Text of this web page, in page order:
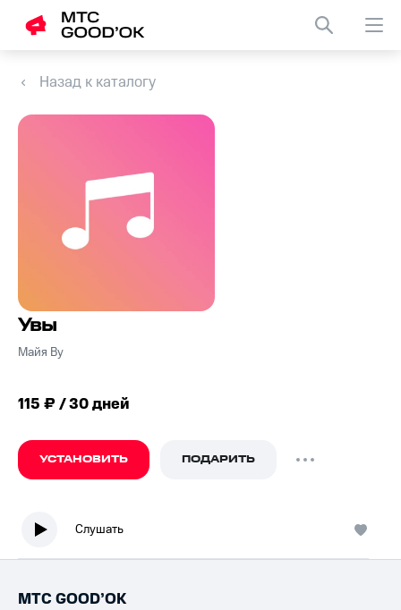
Назад к каталогу
Увы
Майя Ву
115 ₽ / 30 дней
УСТАНОВИТЬ ПОДАРИТЬ
Слушать
МТС GOOD’OK